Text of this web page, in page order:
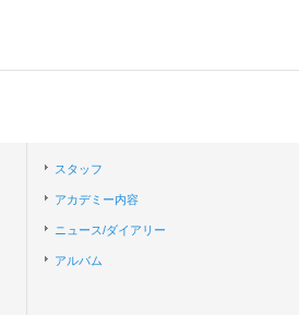
スタッフ
アカデミー内容
ニュース/ダイアリー
アルバム